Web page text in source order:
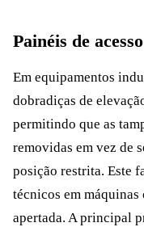
Painéis de
Em equipamentos
dobradiças de
permitindo que as
removidas em vez de
posição restrita. Este
técnicos em
apertada. A principal